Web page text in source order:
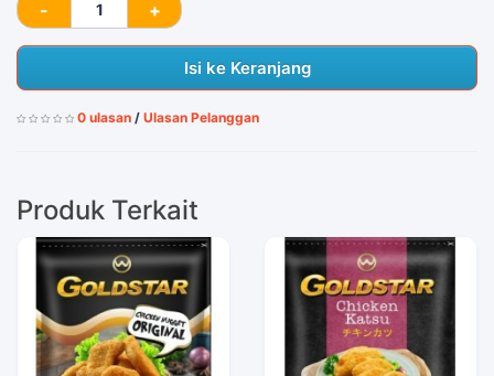
Isi ke Keranjang
0 ulasan / Ulasan Pelanggan
Produk Terkait